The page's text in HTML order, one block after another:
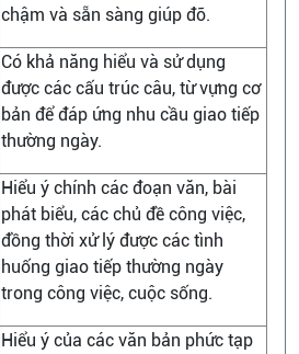
chậm và sẵn sàng giúp đỡ.
Có khả năng hiểu và sử dụng
được các cấu trúc câu, từ vựng cơ
bản để đáp ứng nhu cầu giao tiếp
thường ngày.
Hiểu ý chính các đoạn văn, bài
phát biểu, các chủ đề công việc,
đồng thời xử lý được các tình
huống giao tiếp thường ngày
trong công việc, cuộc sống.
Hiểu ý của các văn bản phức tạp